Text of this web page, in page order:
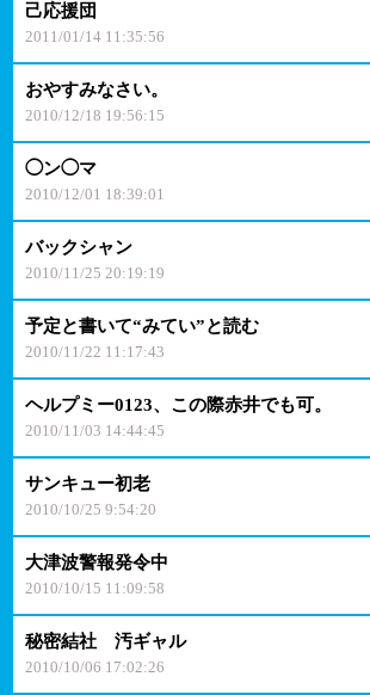
己応援団
2011/01/14 11:35:56
おやすみなさい。
2010/12/18 19:56:15
◯ン◯マ
2010/12/01 18:39:01
バックシャン
2010/11/25 20:19:19
予定と書いて“みてい”と読む
2010/11/22 11:17:43
ヘルプミー0123、この際赤井でも可。
2010/11/03 14:44:45
サンキュー初老
2010/10/25 9:54:20
大津波警報発令中
2010/10/15 11:09:58
秘密結社 汚ギャル
2010/10/06 17:02:26